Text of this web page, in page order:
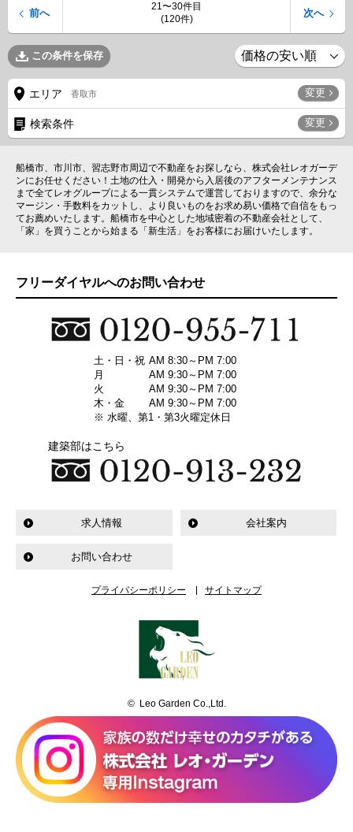
21〜30件目
(120件)
前へ 次へ
この条件を保存
エリア 香取市 変更
検索条件 変更
船橋市、市川市、習志野市周辺で不動産をお探しなら、株式会社レオガーデ
ンにお任せください！土地の仕入・開発から入居後のアフターメンテナンス
まで全てレオグループによる一貫システムで運営しておりますので、余分な
マージン・手数料をカットし、より良いものをお求め易い価格で自信をもっ
てお薦めいたします。船橋市を中心とした地域密着の不動産会社として、
「家」を買うことから始まる「新生活」をお客様にお届けいたします。
フリーダイヤルへのお問い合わせ
土・日・祝 AM 8:30～PM 7:00
月
AM 9:30～PM 7:00
火
AM 9:30～PM 7:00
木・金
AM 9:30～PM 7:00
※ 水曜、第1・第3火曜定休日
建築部はこちら
求人情報 会社案内
お問い合わせ
プライバシーポリシー サイトマップ
© Leo Garden Co.,Ltd.